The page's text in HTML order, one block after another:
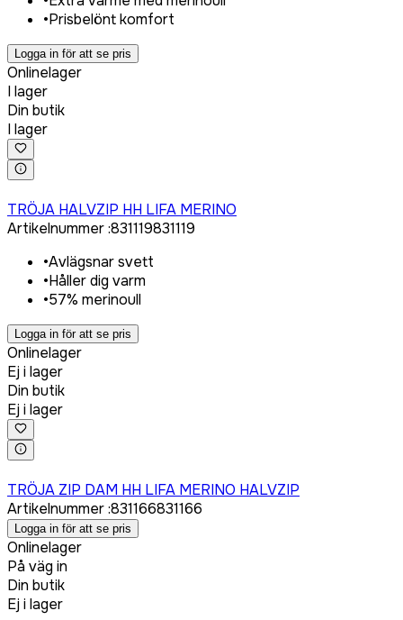
•Prisbelönt komfort
Logga in för att se pris
Onlinelager
I lager
Din butik
I lager
TRÖJA HALVZIP HH LIFA MERINO
Artikelnummer:831119831119
•Avlägsnar svett
•Håller dig varm
•57% merinoull
Logga in för att se pris
Onlinelager
Ej i lager
Din butik
Ej i lager
TRÖJA ZIP DAM HH LIFA MERINO HALVZIP
Artikelnummer:831166831166
Logga in för att se pris
Onlinelager
På väg in
Din butik
Ej i lager